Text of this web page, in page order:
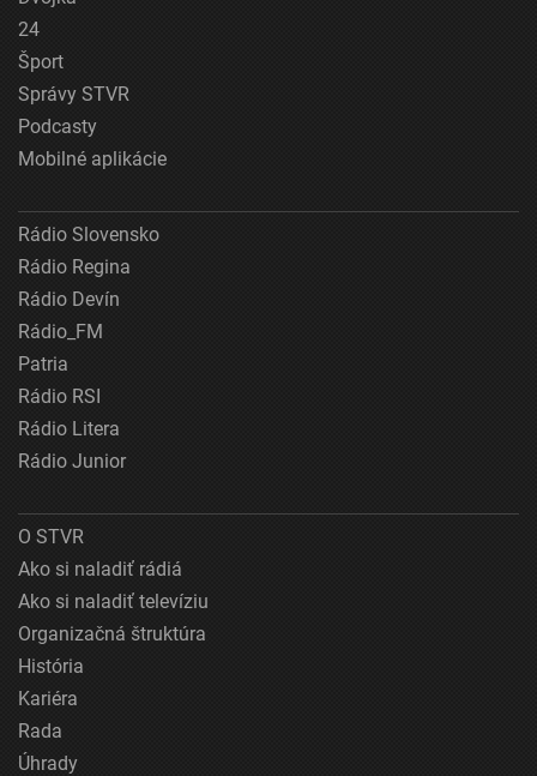
24
Šport
Správy STVR
Podcasty
Mobilné aplikácie
Rádio Slovensko
Rádio Regina
Rádio Devín
Rádio_FM
Patria
Rádio RSI
Rádio Litera
Rádio Junior
O STVR
Ako si naladiť rádiá
Ako si naladiť televíziu
Organizačná štruktúra
História
Kariéra
Rada
Úhrady